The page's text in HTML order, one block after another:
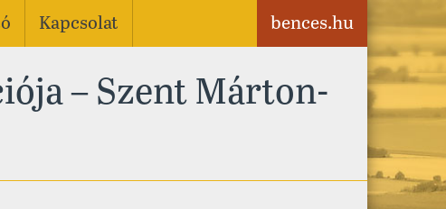
Kapcsolat bences.hu
– Szent Márton-